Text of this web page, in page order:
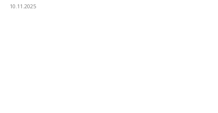
10.11.2025